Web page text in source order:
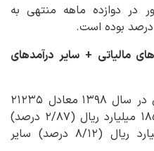
در دوازده ماهه منتهی به
مالیاتی + سایر درآمدهای
مصوب درآمدهای عمومی استان در سال ۱۳۹۸ معادل ۲۱۲۳۵
میلیارد ریال بوده که شامل ۱۸۵۲۷ میلیارد ریال (۲/۸۷ درصد)
درآمدهای مالیاتی و ۲۷۰۸ میلیارد ریال (۸/۱۲ درصد) سایر